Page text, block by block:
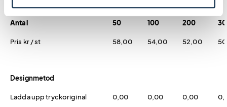
Antal 50 100 200
Pris kr / st 58,00 54,00 52,00
Designmetod
Ladda upp tryckoriginal 0,00 0,00 0,00